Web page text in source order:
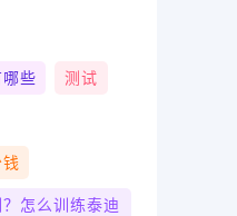
些 测试
怎么训练泰迪